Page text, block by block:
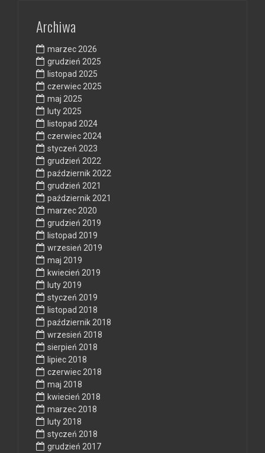
Archiwa
marzec 2026
grudzień 2025
listopad 2025
czerwiec 2025
maj 2025
luty 2025
listopad 2024
czerwiec 2024
styczeń 2023
grudzień 2022
październik 2022
grudzień 2021
październik 2021
marzec 2020
grudzień 2019
listopad 2019
wrzesień 2019
maj 2019
kwiecień 2019
luty 2019
styczeń 2019
listopad 2018
październik 2018
wrzesień 2018
sierpień 2018
lipiec 2018
czerwiec 2018
maj 2018
kwiecień 2018
marzec 2018
luty 2018
styczeń 2018
grudzień 2017